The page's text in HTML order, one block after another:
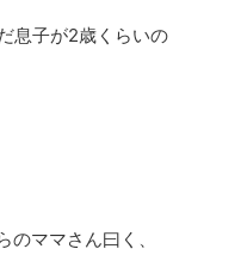
息子が2歳くらいの
ママさん曰く、